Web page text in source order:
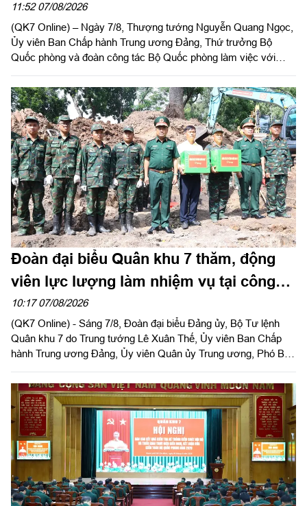
giai đoạn 2026 – 2030, tổ chức, cơ cấu
lại doanh nghiệp
11:52 07/08/2026
(QK7 Online) – Ngày 7/8, Thượng tướng Nguyễn Quang Ngọc,
Ủy viên Ban Chấp hành Trung ương Đảng, Thứ trưởng Bộ
Quốc phòng và đoàn công tác Bộ Quốc phòng làm việc với
chức cơ cấu lại doanh nghiệp. Thiếu tướng Đặng Văn Lẫm, Ủy
viên Thường vụ Đảng ủy, Phó Tư lệnh Quân khu tiếp đoàn.
Đoàn đại biểu Quân khu 7 thăm, động
viên lực lượng làm nhiệm vụ tại công
viên Lê Thị Riêng
10:17 07/08/2026
(QK7 Online) - Sáng 7/8, Đoàn đại biểu Đảng ủy, Bộ Tư lệnh
Quân khu 7 do Trung tướng Lê Xuân Thế, Ủy viên Ban Chấp
hành Trung ương Đảng, Ủy viên Quân ủy Trung ương, Phó Bí
hoa, dâng hương tưởng niệm cố Tổng Bí thư Trần Phú, các anh
hùng liệt sĩ và thăm, động viên lực lượng đang làm nhiệm vụ tại
công viên Lê Thị Riêng, Thành phố Hồ Chí Minh.